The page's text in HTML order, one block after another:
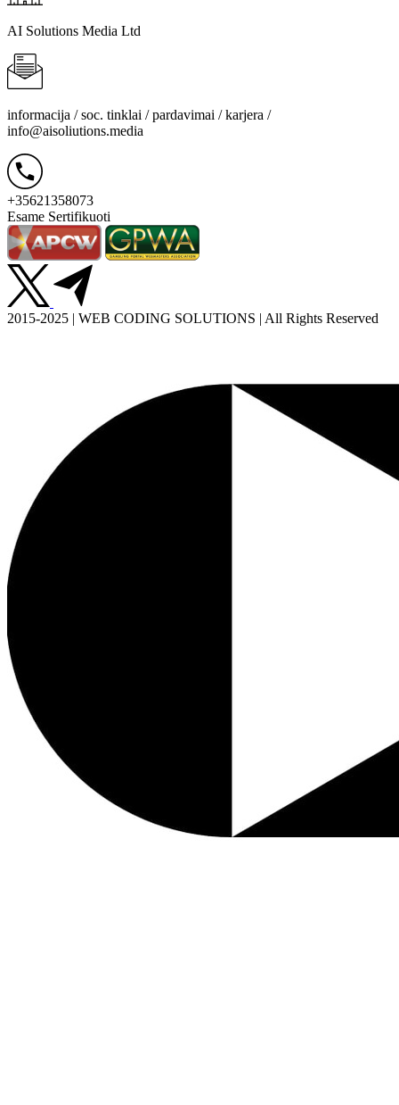
AI Solutions Media Ltd
informacija / soc. tinklai / pardavimai / karjera /
info@aisoliutions.media
+35621358073
Esame Sertifikuoti
2015-2025 | WEB CODING SOLUTIONS | All Rights Reserved